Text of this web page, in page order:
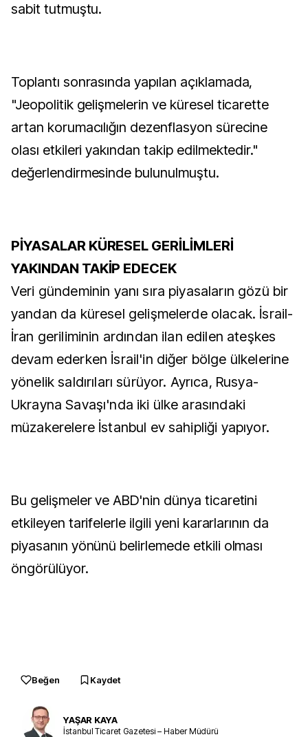
sabit tutmuştu.
Toplantı sonrasında yapılan açıklamada,
"Jeopolitik gelişmelerin ve küresel ticarette
artan korumacılığın dezenflasyon sürecine
olası etkileri yakından takip edilmektedir."
değerlendirmesinde bulunulmuştu.
PİYASALAR KÜRESEL GERİLİMLERİ
YAKINDAN TAKİP EDECEK
Veri gündeminin yanı sıra piyasaların gözü bir
yandan da küresel gelişmelerde olacak. İsrail-
İran geriliminin ardından ilan edilen ateşkes
devam ederken İsrail'in diğer bölge ülkelerine
yönelik saldırıları sürüyor. Ayrıca, Rusya-
Ukrayna Savaşı'nda iki ülke arasındaki
müzakerelere İstanbul ev sahipliği yapıyor.
Bu gelişmeler ve ABD'nin dünya ticaretini
etkileyen tarifelerle ilgili yeni kararlarının da
piyasanın yönünü belirlemede etkili olması
öngörülüyor.
Beğen Kaydet
YAŞAR KAYA
İstanbul Ticaret Gazetesi – Haber Müdürü